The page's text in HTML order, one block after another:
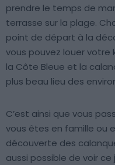
prendre le temps de
terrasse sur la plage.
point de départ à la
vous pouvez louer votre
la Côte Bleue et la
plus beau lieu des
C’est ainsi que vous
vous êtes en famille ou
découverte des
aussi possible de voir